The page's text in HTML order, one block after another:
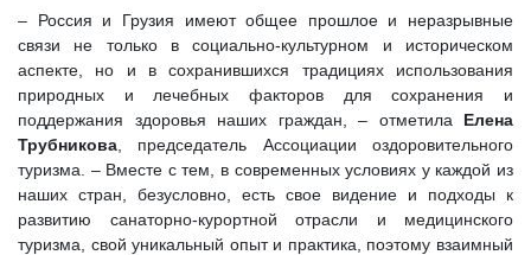
– Россия и Грузия имеют общее прошлое и неразрывные
связи не только в социально-культурном и историческом
аспекте, но и в сохранившихся традициях использования
природных и лечебных факторов для сохранения и
поддержания здоровья наших граждан, – отметила Елена
Трубникова , председатель Ассоциации оздоровительного
туризма. – Вместе с тем, в современных условиях у каждой из
наших стран, безусловно, есть свое видение и подходы к
развитию санаторно-курортной отрасли и медицинского
туризма, свой уникальный опыт и практика, поэтому взаимный